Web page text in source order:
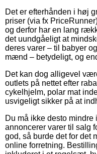
Det er efterhånden i høj
priser (via fx
og derfor har en lang
det uundgåeligt at
deres varer – til babyer
mænd – betydeligt, og
Det kan dog alligevel
outlets på nettet efter
cykelhjelm, polar mat
usvigeligt sikker på at
Du må ikke desto
annoncerer varer til salg
god, så burde det for det
online forretning.